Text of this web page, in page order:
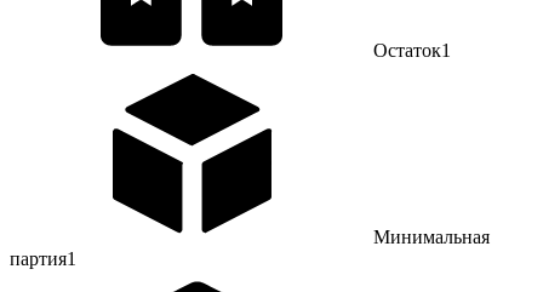
Остаток1
Минимальная
партия1